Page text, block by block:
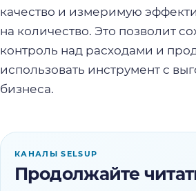
качество и измеримую
на количество. Это позволит
контроль над расходами и
использовать инструмент с
бизнеса.
КАНАЛЫ SELSUP
Продолжайте